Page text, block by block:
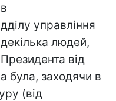
управління
людей,
від
була, заходячи в
(від